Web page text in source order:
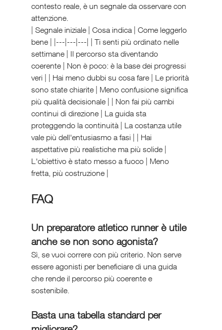
contesto reale, è un segnale da osservare con
attenzione.
| Segnale iniziale | Cosa indica | Come leggerlo
bene | |---|---|---| | Ti senti più ordinato nelle
settimane | Il percorso sta diventando
coerente | Non è poco: è la base dei progressi
veri | | Hai meno dubbi su cosa fare | Le priorità
sono state chiarite | Meno confusione significa
più qualità decisionale | | Non fai più cambi
continui di direzione | La guida sta
proteggendo la continuità | La costanza utile
vale più dell'entusiasmo a fasi | | Hai
aspettative più realistiche ma più solide |
L'obiettivo è stato messo a fuoco | Meno
fretta, più costruzione |
FAQ
Un preparatore atletico runner è utile
anche se non sono agonista?
Sì, se vuoi correre con più criterio. Non serve
essere agonisti per beneficiare di una guida
che rende il percorso più coerente e
sostenibile.
Basta una tabella standard per